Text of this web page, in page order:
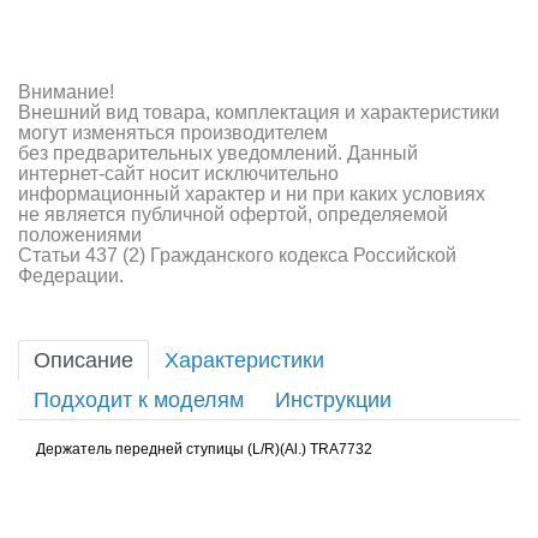
Внимание!
Внешний вид товара, комплектация и характеристики
могут изменяться производителем
без предварительных уведомлений. Данный
интернет-сайт носит исключительно
информационный характер и ни при каких условиях
не является публичной офертой, определяемой
положениями
Статьи 437 (2) Гражданского кодекса Российской
Федерации.
Описание
Характеристики
Подходит к моделям
Инструкции
Держатель передней ступицы (L/R)(Al.) TRA7732